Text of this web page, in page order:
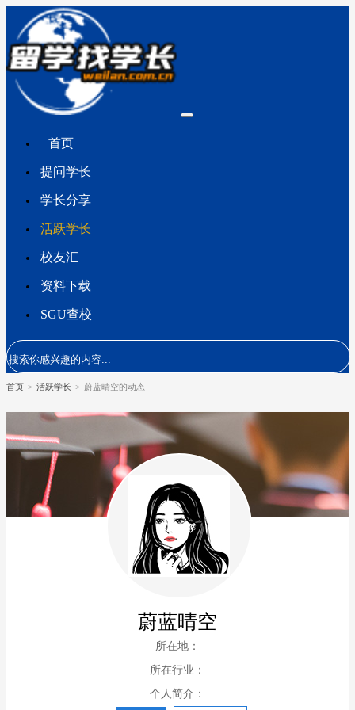
首页
提问学长
学长分享
活跃学长
校友汇
资料下载
SGU查校
首页 > 活跃学长 > 蔚蓝晴空的动态
蔚蓝晴空
所在地：
所在行业：
个人简介：